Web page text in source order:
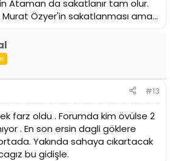
Ataman da sakatlanır tam olur.
Özyer'in sakatlanması ama...
#13
farz oldu . Forumda kim övülse 2
. En son ersin dagli göklere
ortada. Yakında sahaya cıkartacak
bu gidişle.